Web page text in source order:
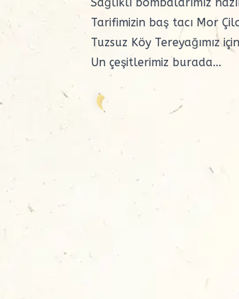
Tarifimizin baş tacı Mor
Tuzsuz Köy Tereyağımız için
Un çeşitlerimiz burada...